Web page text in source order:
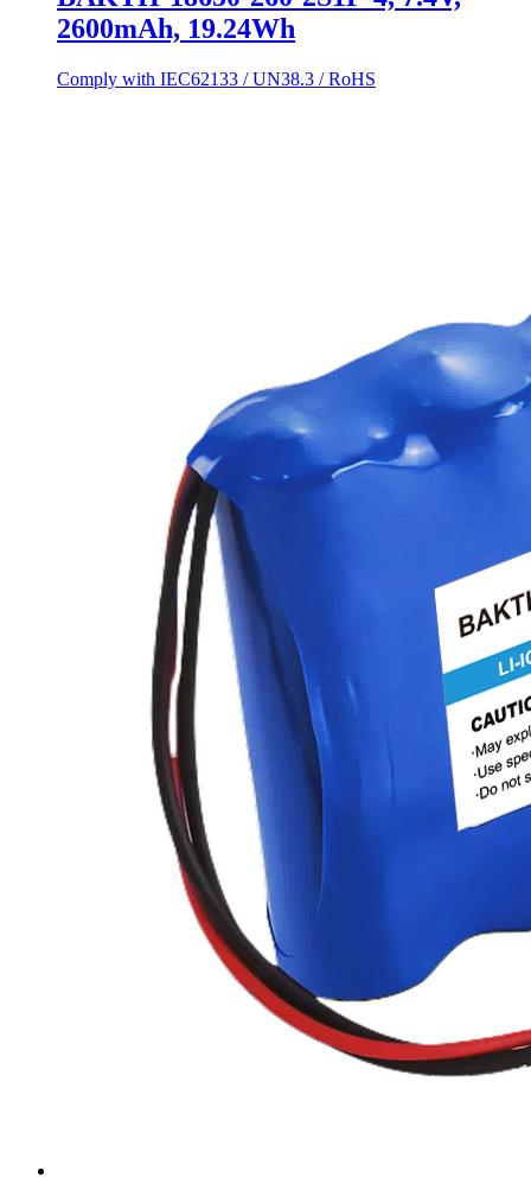
2600mAh, 19.24Wh
Comply with IEC62133 / UN38.3 / RoHS